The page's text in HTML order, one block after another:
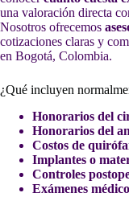
una valoración directa
Nosotros ofrecemos
cotizaciones claras y
en Bogotá, Colombia.
¿Qué incluyen
Honorarios del
Honorarios del
Costos de
Implantes o
Controles
Exámenes